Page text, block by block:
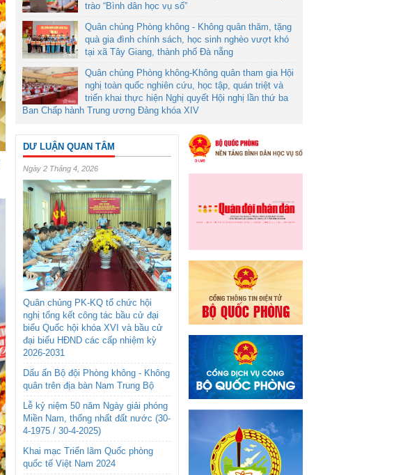
trào “Bình dân học vụ số”
Quân chủng Phòng không - Không quân thăm, tặng
quà gia đình chính sách, học sinh nghèo vượt khó
tại xã Tây Giang, thành phố Đà nẵng
Quân chủng Phòng không-Không quân tham gia Hội
nghị toàn quốc nghiên cứu, học tập, quán triệt và
triển khai thực hiện Nghị quyết Hội nghị lần thứ ba
Ban Chấp hành Trung ương Đảng khóa XIV
DƯ LUẬN QUAN TÂM
Ngày 2 Tháng 4, 2026
Quân chủng PK-KQ tổ chức hội
nghị tổng kết công tác bầu cử đại
biểu Quốc hội khóa XVI và bầu cử
đại biểu HĐND các cấp nhiệm kỳ
2026-2031
Dấu ấn Bộ đội Phòng không - Không
quân trên địa bàn Nam Trung Bộ
Lễ kỷ niệm 50 năm Ngày giải phóng
Miền Nam, thống nhất đất nước (30-
4-1975 / 30-4-2025)
Khai mạc Triển lãm Quốc phòng
quốc tế Việt Nam 2024